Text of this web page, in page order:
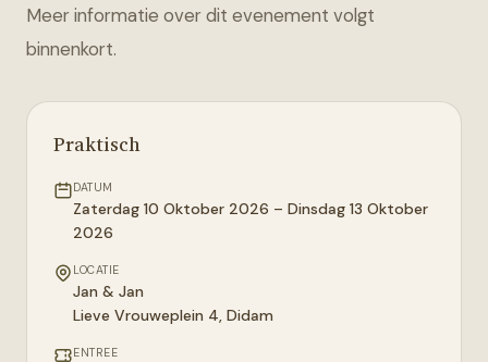
Meer informatie over dit evenement volgt
binnenkort.
Praktisch
DATUM
Zaterdag 10 Oktober 2026 – Dinsdag 13 Oktober
2026
LOCATIE
Jan & Jan
Lieve Vrouweplein 4 Didam
ENTREE